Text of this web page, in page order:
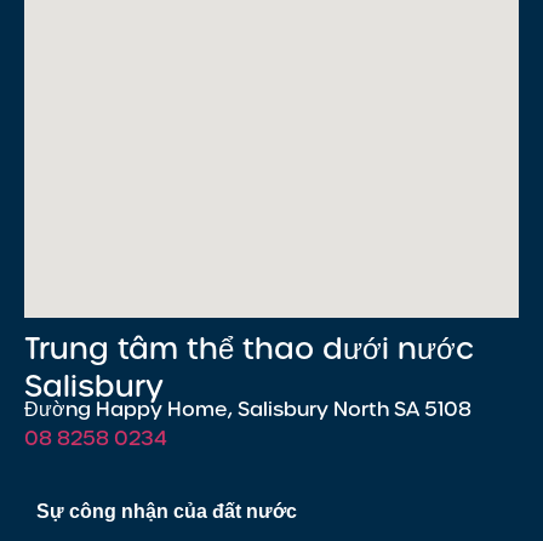
Trung tâm thể thao dưới nước
Salisbury
Đường Happy Home, Salisbury North SA 5108
08 8258 0234
Sự công nhận của đất nước